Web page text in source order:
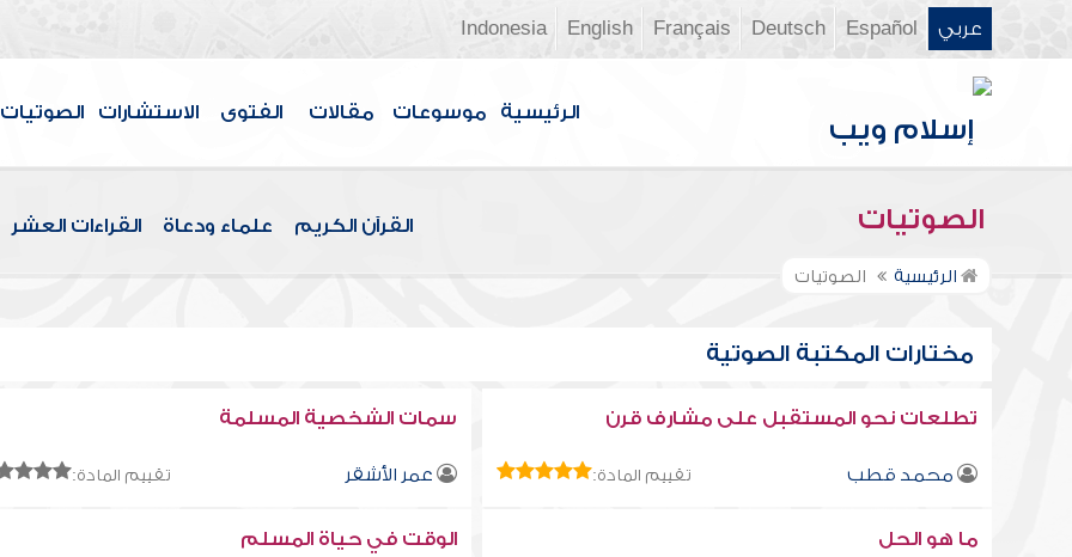
عربي Español
Deutsch
Français
English
Indonesia
الرئيسية موسوعات مقالات الفتوى الاستشارات الصوتيات
الصوتيات القرآن الكريم علماء ودعاة القراءات العشر
الرئيسية الصوتيات
مختارات المكتبة الصوتية
تطلعات نحو المستقبل على مشارف قرن
محمد قطب تقييم المادة:
سمات الشخصية المسلمة
عمر الأشقر تقييم المادة:
ما هو الحل الوقت في حياة المسلم